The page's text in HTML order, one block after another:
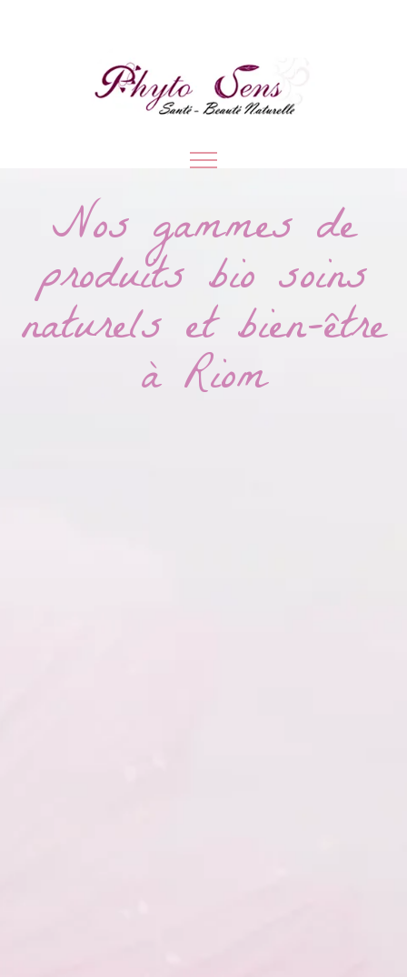
Nos gammes de
produits bio soins
naturels et bien-être
à Riom